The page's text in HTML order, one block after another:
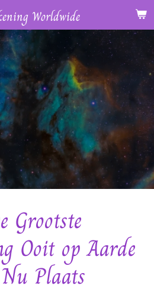
Worldwide
Grootste
Ooit op Aarde
Plaats